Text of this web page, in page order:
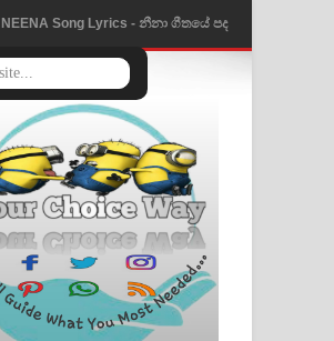
NEENA Song Lyrics - නීනා ගීතයේ පද
පෙළ
Ahimi Wimai Himi Song Lyrics - අහිමි
විමයි හිමි ගීතයේ පද පෙළ
Mathaka Parana Song Lyrics - මතක
පාරනා ගීතයේ පද පෙළ
Nimnadhen Song Lyrics - නිම්නාදෙන්